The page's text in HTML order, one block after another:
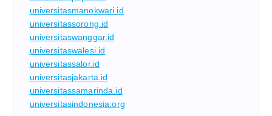
universitasmanokwari.id
universitassorong.id
universitaswanggar.id
universitaswalesi.id
universitassalor.id
universitasjakarta.id
universitassamarinda.id
universitasindonesia.org